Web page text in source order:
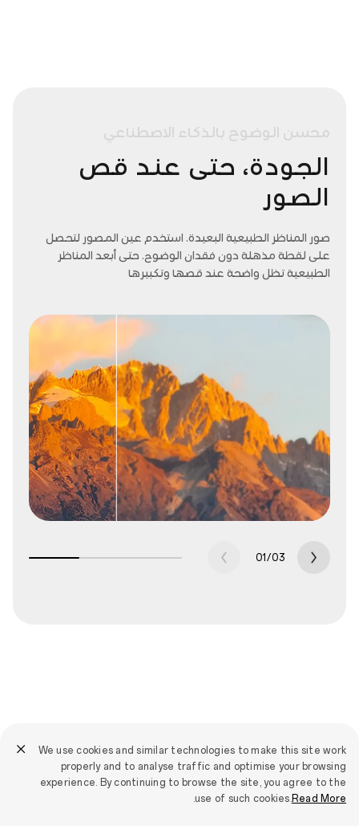
We use cookies and similar technologies to make this site work
properly and to analyse traffic and optimise your browsing
experience. By continuing to browse the site, you agree to the
use of such cookies. Read More
محسن الوضوح بالذكاء الاصطناعي
الجودة، حتى عند قص
الصور
صور المناظر الطبيعية البعيدة. استخدم عين المصور لتحصل
على لقطة مذهلة دون فقدان الوضوح. حتى أبعد المناظر
الطبيعية تظل واضحة عند قصها وتكبيرها
01 /03
محطة خيالك